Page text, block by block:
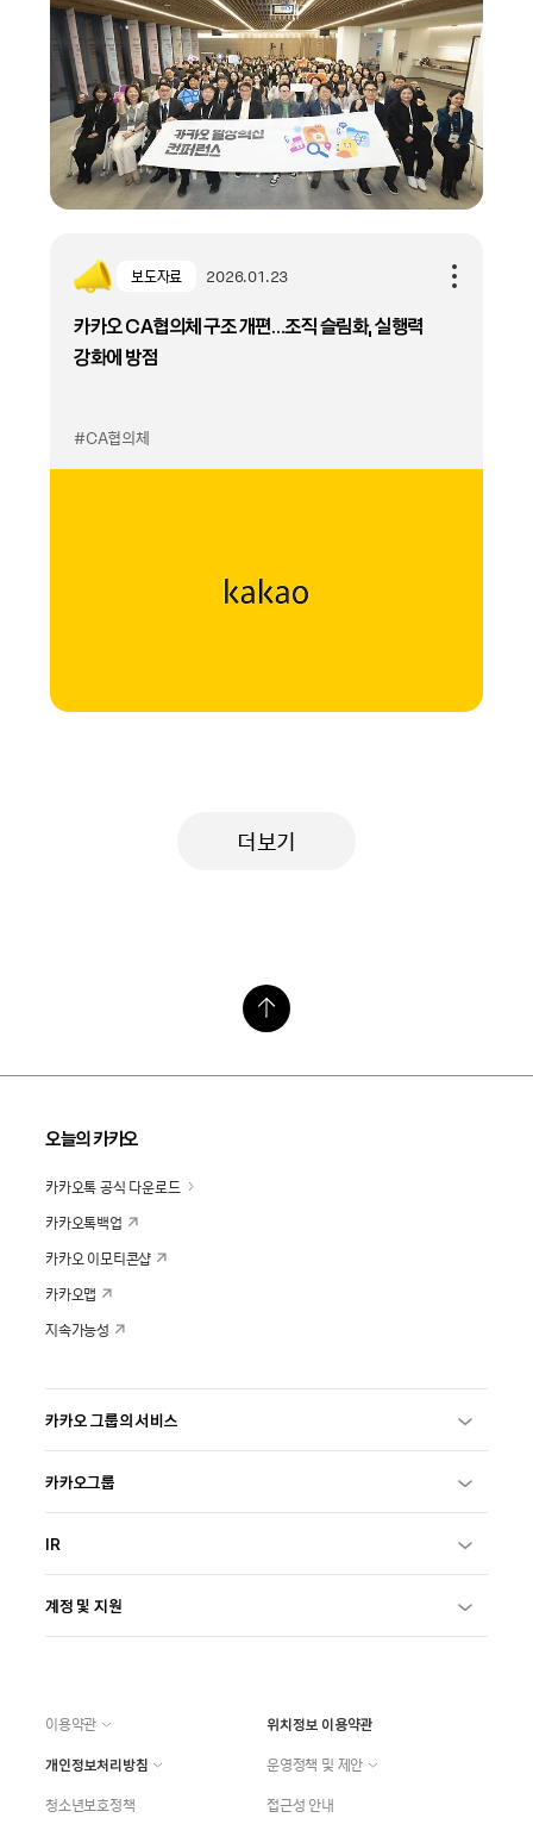
보도자료 2026.01.23
카카오 CA협의체 구조 개편…조직 슬림화, 실행력
강화에 방점
#CA협의체
더보기
오늘의 카카오
카카오톡 공식 다운로드
카카오톡백업
카카오 이모티콘샵
카카오맵
지속가능성
카카오 그룹의 서비스
카카오그룹
IR
계정 및 지원
이용약관
위치정보 이용약관
개인정보처리방침
운영정책 및 제안
청소년보호정책
접근성 안내